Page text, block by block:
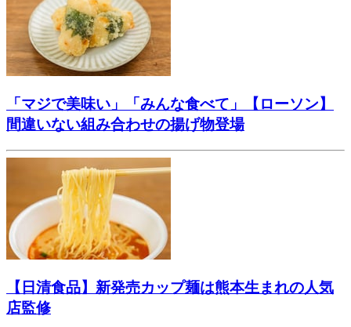
「マジで美味い」「みんな食べて」【ローソン】
間違いない組み合わせの揚げ物登場
【日清食品】新発売カップ麺は熊本生まれの人気
店監修